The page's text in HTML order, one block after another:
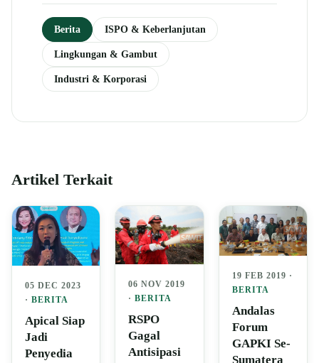
Berita ISPO & Keberlanjutan
Lingkungan & Gambut
Industri & Korporasi
Artikel Terkait
05 DEC 2023
· BERITA
Apical Siap
Jadi
Penyedia
06 NOV 2019
·BERITA
RSPO
Gagal
Antisipasi
19 FEB 2019 ·
BERITA
Andalas
Forum
GAPKI Se-
Sumatera